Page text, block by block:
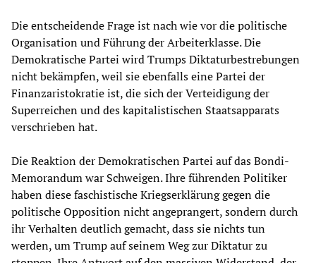
Die entscheidende Frage ist nach wie vor die politische
Organisation und Führung der Arbeiterklasse. Die
Demokratische Partei wird Trumps Diktaturbestrebungen
nicht bekämpfen, weil sie ebenfalls eine Partei der
Finanzaristokratie ist, die sich der Verteidigung der
Superreichen und des kapitalistischen Staatsapparats
verschrieben hat.
Die Reaktion der Demokratischen Partei auf das Bondi-
Memorandum war Schweigen. Ihre führenden Politiker
haben diese faschistische Kriegserklärung gegen die
politische Opposition nicht angeprangert, sondern durch
ihr Verhalten deutlich gemacht, dass sie nichts tun
werden, um Trump auf seinem Weg zur Diktatur zu